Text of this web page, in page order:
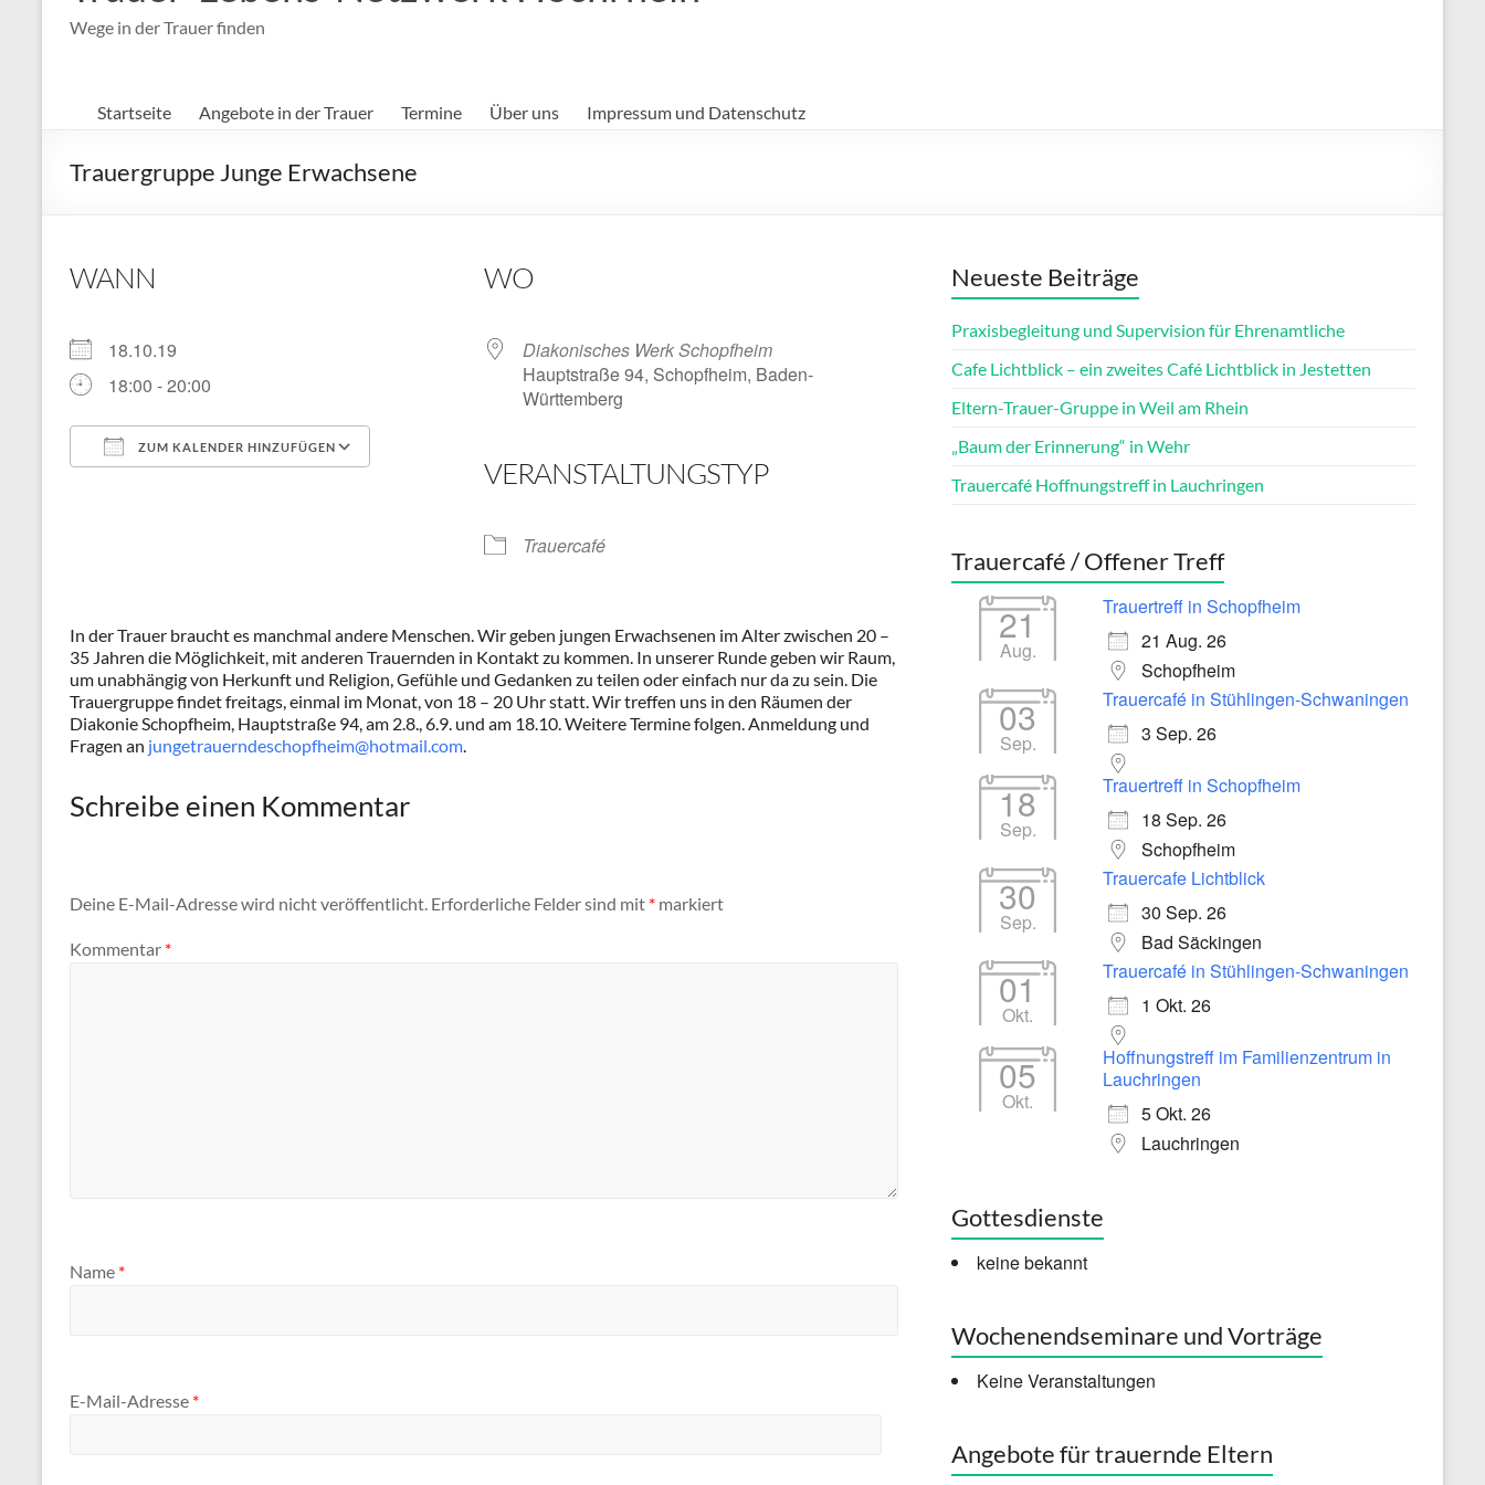
Wege in der Trauer finden
Startseite Angebote in der Trauer Termine Über uns Impressum und Datenschutz
Trauergruppe Junge Erwachsene
WANN
18.10.19
18:00 - 20:00
ZUM KALENDER HINZUFÜGEN
Google Kalender iCalendar Office 365
WO
Diakonisches Werk Schopfheim
Hauptstraße 94, Schopfheim, Baden-
Württemberg
VERANSTALTUNGSTYP
Trauercafé
In der Trauer braucht es manchmal andere Menschen. Wir geben jungen Erwachsenen im Alter zwischen 20 –
35 Jahren die Möglichkeit, mit anderen Trauernden in Kontakt zu kommen. In unserer Runde geben wir Raum,
um unabhängig von Herkunft und Religion, Gefühle und Gedanken zu teilen oder einfach nur da zu sein. Die
Trauergruppe findet freitags, einmal im Monat, von 18 – 20 Uhr statt. Wir treffen uns in den Räumen der
Diakonie Schopfheim, Hauptstraße 94, am 2.8., 6.9. und am 18.10. Weitere Termine folgen. Anmeldung und
Fragen an jungetrauerndeschopfheim@hotmail.com.
Schreibe einen Kommentar
Deine E-Mail-Adresse wird nicht veröffentlicht. Erforderliche Felder sind mit * markiert
Kommentar *
Name *
E-Mail-Adresse *
Neueste Beiträge
Praxisbegleitung und Supervision für Ehrenamtliche
Cafe Lichtblick – ein zweites Café Lichtblick in Jestetten
Eltern-Trauer-Gruppe in Weil am Rhein
„Baum der Erinnerung“ in Wehr
Trauercafé Hoffnungstreff in Lauchringen
Trauercafé / Offener Treff
21
Aug.
Trauertreff in Schopfheim
21 Aug. 26
Schopfheim
03
Sep.
Trauercafé in Stühlingen-Schwaningen
3 Sep. 26
18
Sep.
Trauertreff in Schopfheim
18 Sep. 26
Schopfheim
30
Sep.
Trauercafe Lichtblick
30 Sep. 26
Bad Säckingen
01
Okt.
Trauercafé in Stühlingen-Schwaningen
1 Okt. 26
05
Okt.
Hoffnungstreff im Familienzentrum in
Lauchringen
5 Okt. 26
Lauchringen
Gottesdienste
keine bekannt
Wochenendseminare und Vorträge
Keine Veranstaltungen
Angebote für trauernde Eltern